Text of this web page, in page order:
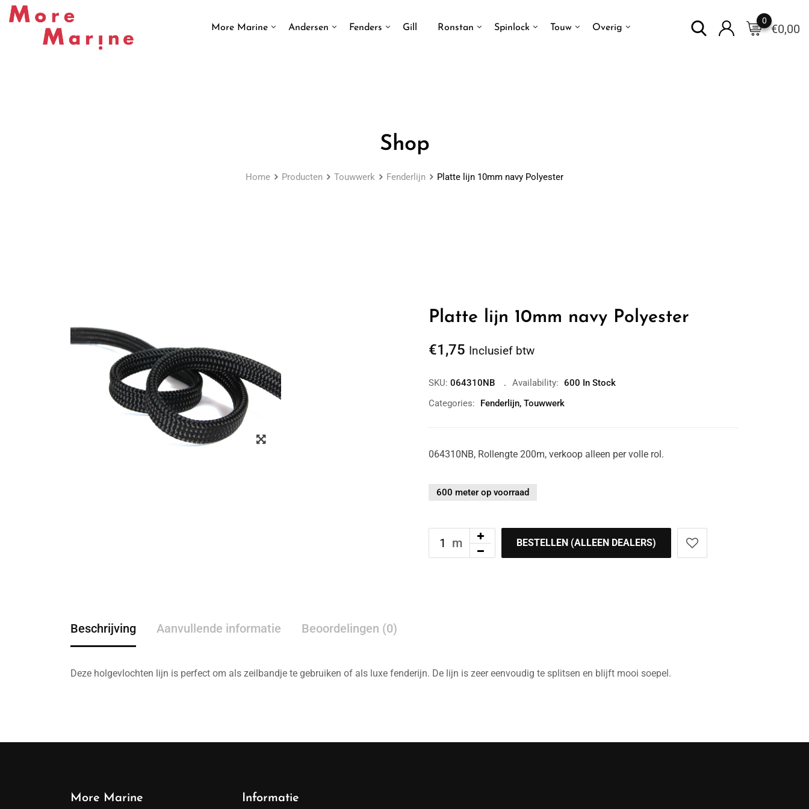
Skip
More Marine Andersen Fenders Gill Ronstan Spinlock Touw Overig €0,00
0
Shop
Home Producten Touwwerk Fenderlijn Platte lijn 10mm navy Polyester
Platte lijn 10mm navy Polyester
€1,75 Inclusief btw
SKU: 064310NB Availability: 600 In Stock
Categories:
Fenderlijn, Touwwerk
064310NB, Rollengte 200m, verkoop alleen per volle rol.
600 meter op voorraad
BESTELLEN (ALLEEN DEALERS)
Beschrijving Aanvullende informatie Beoordelingen (0)
Deze holgevlochten lijn is perfect om als zeilbandje te gebruiken of als luxe fenderijn. De lijn is zeer eenvoudig te splitsen en blijft mooi soepel.
More Marine Informatie